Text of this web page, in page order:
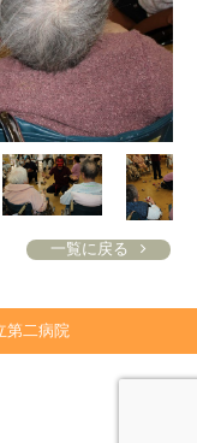
一覧に戻る
第二病院